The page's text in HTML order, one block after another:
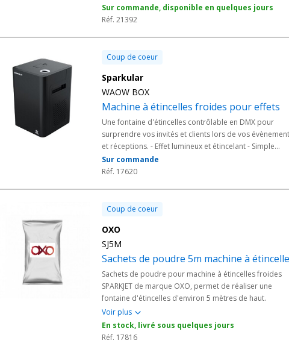
prestataires événementiels, animateurs et organisateurs
de mariages cherchant un effet spectaculaire sans
Sur commande, disponible en quelques jours
Réf. 21392
Coup de coeur
Sparkular
WAOW BOX
Machine à étincelles froides pour effets
Une fontaine d'étincelles contrôlable en DMX pour
surprendre vos invités et clients lors de vos
et réceptions. - Effet lumineux et étincelant - Simple
d'utilisation
Sur commande
Réf. 17620
Coup de coeur
OXO
SJ5M
Sachets de poudre 5m machine à
Sachets de poudre pour machine à étincelles froides
SPARKJET de marque OXO, permet de réaliser une
fontaine d'étincelles d'environ 5 mètres de haut.
Voir plus
En stock, livré sous quelques jours
Réf. 17816